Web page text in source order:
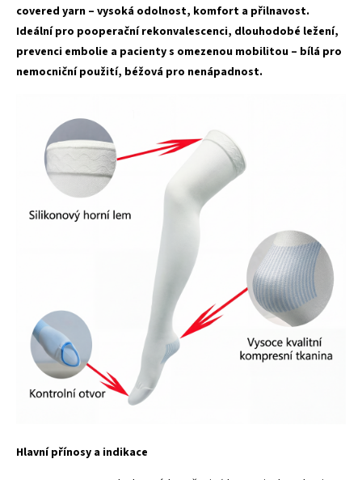
covered yarn – vysoká odolnost, komfort a přilnavost.
Ideální pro pooperační rekonvalescenci, dlouhodobé ležení,
prevenci embolie a pacienty s omezenou mobilitou – bílá pro
nemocniční použití, béžová pro nenápadnost.
Hlavní přínosy a indikace